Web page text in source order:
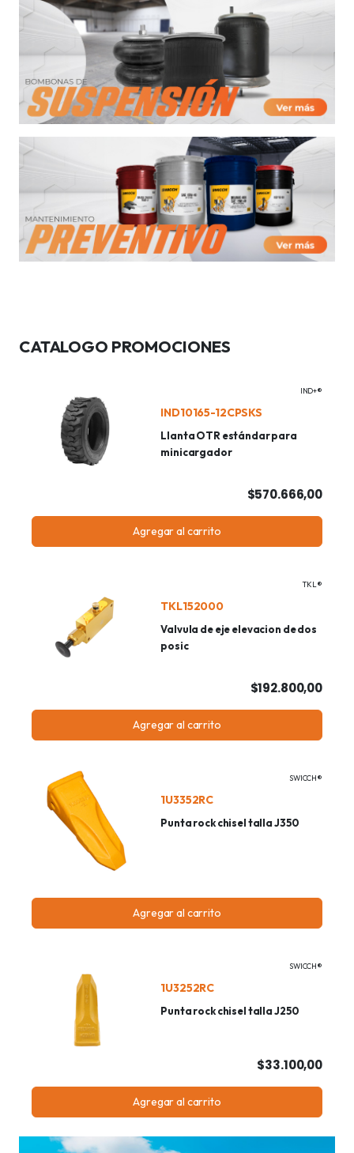
CATALOGO PROMOCIONES
IND+®
IND10165-12CPSKS
Llanta OTR estándar para
minicargador
$570.666,00
Agregar al carrito
TKL®
TKL152000
Valvula de eje elevacion de dos
posic
$192.800,00
Agregar al carrito
SWICCH®
1U3352RC
Punta rock chisel talla J350
Agregar al carrito
SWICCH®
1U3252RC
Punta rock chisel talla J250
$33.100,00
Agregar al carrito